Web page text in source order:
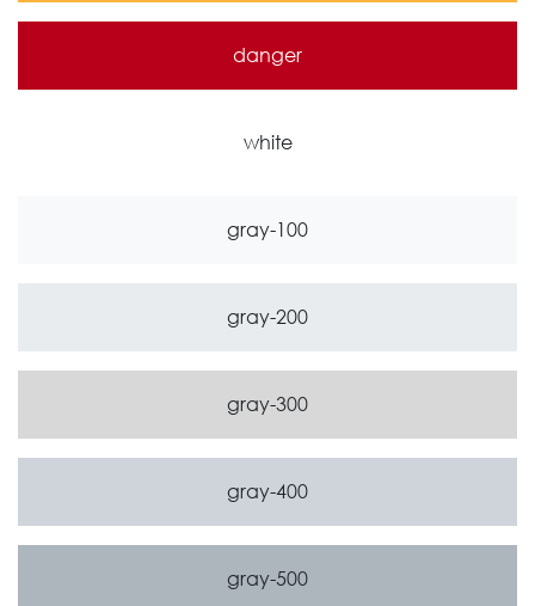
danger
white
gray-100
gray-200
gray-300
gray-400
gray-500